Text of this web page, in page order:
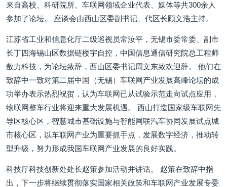
来自高校、科研院所、车联网领域企业代表、媒体等共300余人
参加了论坛。 座谈会由西山区委副书记、代区长顾文浩主持。
江苏省工业和信息化厅二级巡视员常汝平，无锡市委常委、副市
长丁四海锡山区数据链楼宇自控，中国信息通信研究院总工程师
敖力科技，为论坛致辞，西山区委书记周文东致欢迎辞。 他们在
致辞中一致对第二届中国（无锡）车联网产业发展高峰论坛的成
功举办表示热烈祝贺，认为车联网已从试验示范走向试点应用，
物联网整车行业将迎来重大发展机遇。 西山打造国家级车联网先
导区核心区，智慧城市基础设施与智能网联汽车协同发展试点城
市核心区，以车联网产业为重要抓手点，发展数字经济，推动转
型升级，努力形成我国车联网产业发展的良好实践。
科技厅科技创新处处长赵策参加活动并讲话。 赵策在致辞中指
出，下一步将继续贯彻落实国家相关政策和车联网产业发展专委